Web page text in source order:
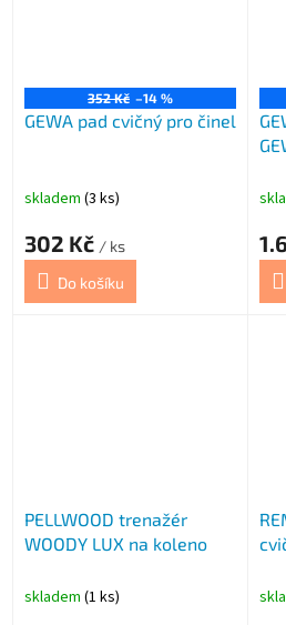
352 Kč –14 %
GEWA pad cvičný pro činel
skladem (3 ks)
302 Kč / ks
Do košíku
PELLWOOD trenažér
WOODY LUX na koleno
skladem (1 ks)